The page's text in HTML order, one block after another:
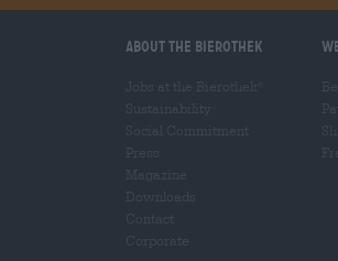
About the Bierothek